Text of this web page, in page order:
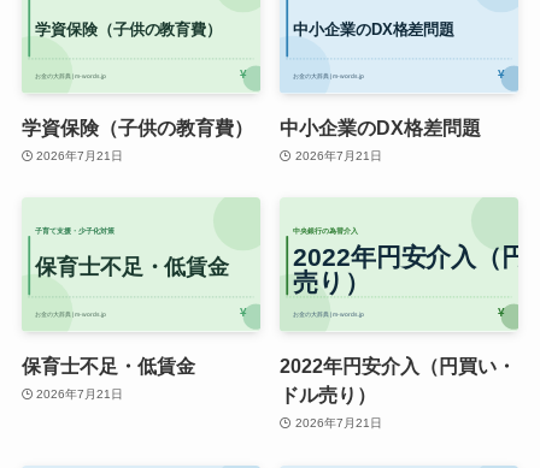
学資保険（子供の教育費）
2026年7月21日
中小企業のDX格差問題
2026年7月21日
保育士不足・低賃金
2026年7月21日
2022年円安介入（円買い・
ドル売り）
2026年7月21日